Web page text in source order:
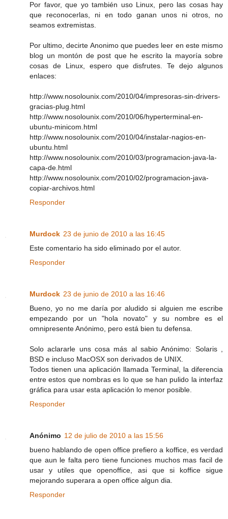
Por favor, que yo también uso Linux, pero las cosas hay
que reconocerlas, ni en todo ganan unos ni otros, no
seamos extremistas.
Por ultimo, decirte Anonimo que puedes leer en este mismo
blog un montón de post que he escrito la mayoría sobre
cosas de Linux, espero que disfrutes. Te dejo algunos
enlaces:
http://www.nosolounix.com/2010/04/impresoras-sin-drivers-
gracias-plug.html
http://www.nosolounix.com/2010/06/hyperterminal-en-
ubuntu-minicom.html
http://www.nosolounix.com/2010/04/instalar-nagios-en-
ubuntu.html
http://www.nosolounix.com/2010/03/programacion-java-la-
capa-de.html
http://www.nosolounix.com/2010/02/programacion-java-
copiar-archivos.html
Responder
Murdock 23 de junio de 2010 a las 16:45
Este comentario ha sido eliminado por el autor.
Responder
Murdock 23 de junio de 2010 a las 16:46
Bueno, yo no me daría por aludido si alguien me escribe
empezando por un "hola novato" y su nombre es el
omnipresente Anónimo, pero está bien tu defensa.
Solo aclararle uns cosa más al sabio Anónimo: Solaris ,
BSD e incluso MacOSX son derivados de UNIX.
Todos tienen una aplicación llamada Terminal, la diferencia
entre estos que nombras es lo que se han pulido la interfaz
gráfica para usar esta aplicación lo menor posible.
Responder
Anónimo 12 de julio de 2010 a las 15:56
bueno hablando de open office prefiero a koffice, es verdad
que aun le falta pero tiene funciones muchos mas facil de
usar y utiles que openoffice, asi que si koffice sigue
mejorando superara a open office algun dia.
Responder